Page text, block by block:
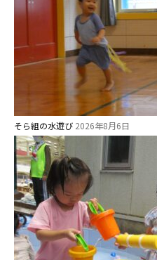
そら組の水遊び 2026年8月6日
お知らせ
今日の幼稚園
園児募集要項
教職員募集
園のこと
園舎案内